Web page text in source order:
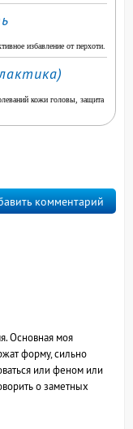
избавление от перхоти.
кожи головы, защита
комментарий
Основная моя
форму, сильно
или феном или
о заметных